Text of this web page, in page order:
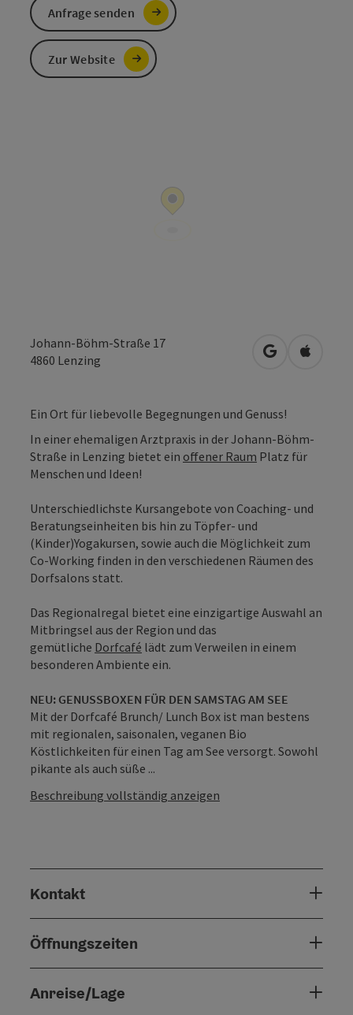
Johann-Böhm-Straße 17
4860 Lenzing in Google
in
Ein Ort für liebevolle Begegnungen und Genuss!
In einer ehemaligen Arztpraxis in der Johann-Böhm-
Straße in Lenzing bietet ein offener Raum Platz für
Menschen und Ideen!
Unterschiedlichste Kursangebote von Coaching- und
Beratungseinheiten bis hin zu Töpfer- und
(Kinder)Yogakursen, sowie auch die Möglichkeit zum
Co-Working finden in den verschiedenen Räumen des
Dorfsalons statt.
Das Regionalregal bietet eine einzigartige Auswahl an
Mitbringsel aus der Region und das
gemütliche Dorfcafé lädt zum Verweilen in einem
besonderen Ambiente ein.
NEU: GENUSSBOXEN FÜR DEN SAMSTAG AM SEE
Mit der Dorfcafé Brunch/ Lunch Box ist man bestens
mit regionalen, saisonalen, veganen Bio
Köstlichkeiten für einen Tag am See versorgt. Sowohl
pikante als auch süße ...
Beschreibung vollständig anzeigen
Kontakt
Öffnungszeiten
Anreise/Lage
Anfrage senden
Zur Website